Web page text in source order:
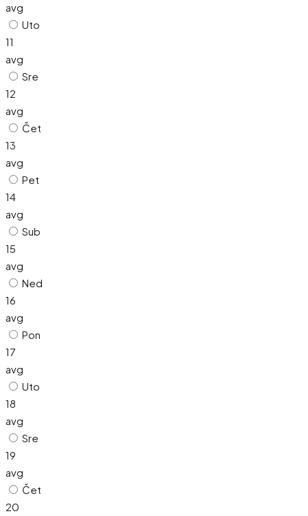
avg
Uto
11
avg
Sre
12
avg
Čet
13
avg
Pet
14
avg
Sub
15
avg
Ned
16
avg
Pon
17
avg
Uto
18
avg
Sre
19
avg
Čet
20